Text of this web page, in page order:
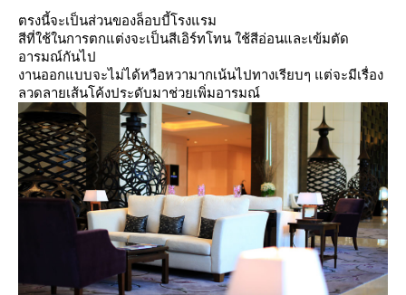
ตรงนี้จะเป็นส่วนของล็อบบี้โรงแรม
สีที่ใช้ในการตกแต่งจะเป็นสีเอิร์ทโทน ใช้สีอ่อนและเข้มตัด
อารมณ์กันไป
งานออกแบบจะไม่ได้หวือหวามากเน้นไปทางเรียบๆ แต่จะมีเรื่อง
ลวดลายเส้นโค้งประดับมาช่วยเพิ่มอารมณ์